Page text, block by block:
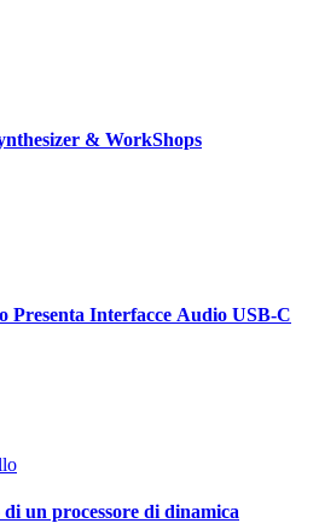
2018 – Synthesizer & WorkShops
Presenta Interfacce Audio USB-C
un processore di dinamica